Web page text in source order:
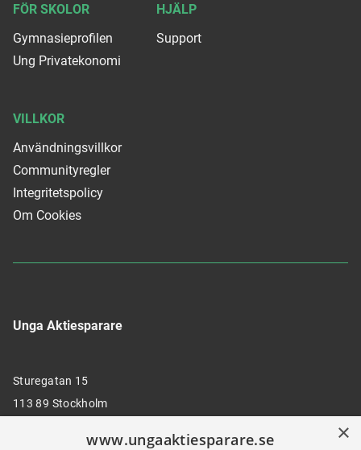
Unga Aktiesparare
Sturegatan 15
113 89 Stockholm
FÖR SKOLOR
Gymnasieprofilen
Ung Privatekonomi
HJÄLP
Support
VILLKOR
Användningsvillkor
Communityregler
Integritetspolicy
Om Cookies
×
www.ungaaktiesparare.se